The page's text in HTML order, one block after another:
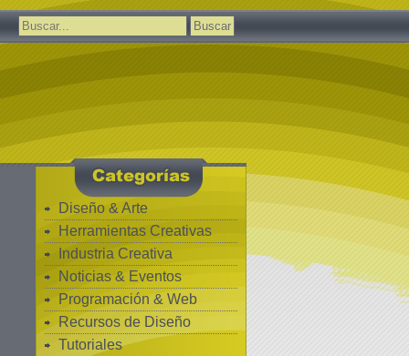
Buscar:
Diseño & Arte
Herramientas Creativas
Industria Creativa
Noticias & Eventos
Programación & Web
Recursos de Diseño
Tutoriales